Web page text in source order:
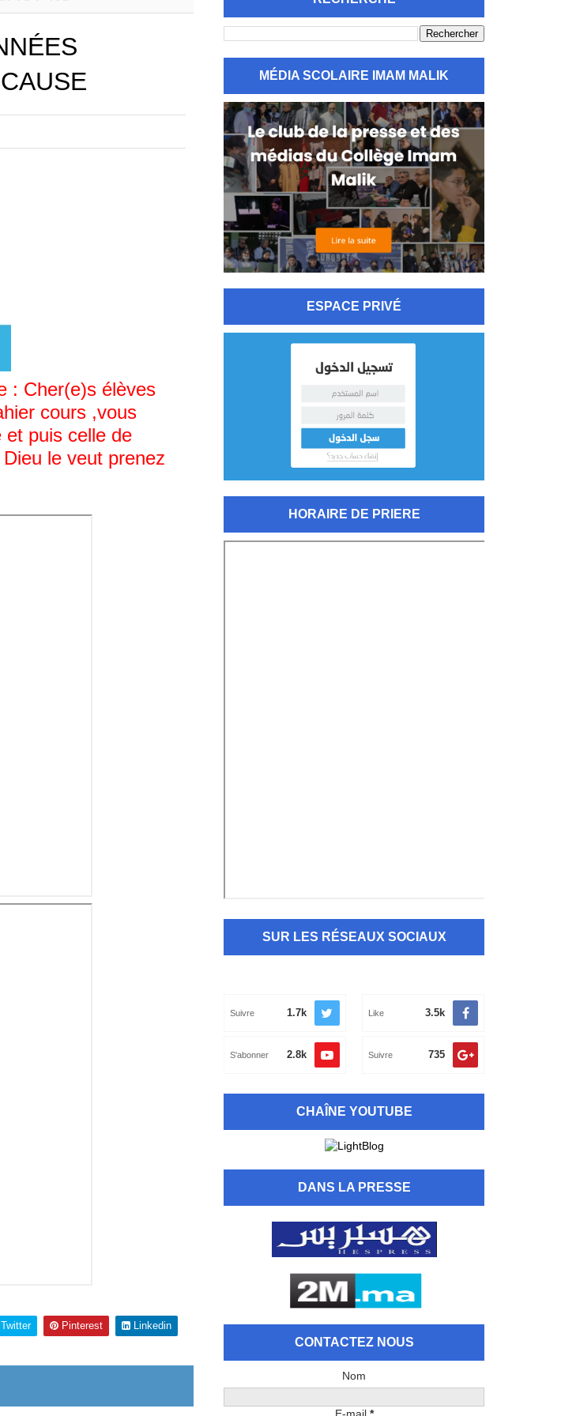
: Cher(e)s élèves
cours ,vous
et puis celle de
le veut prenez
Twitter Pinterest Linkedin
MÉDIA SCOLAIRE IMAM MALIK
ESPACE PRIVÉ
HORAIRE DE PRIERE
SUR LES RÉSEAUX SOCIAUX
3.5k
Like
1.7k
Suivre
735
Suivre
2.8k
S'abonner
CHAÎNE YOUTUBE
DANS LA PRESSE
CONTACTEZ NOUS
Nom
E-mail *